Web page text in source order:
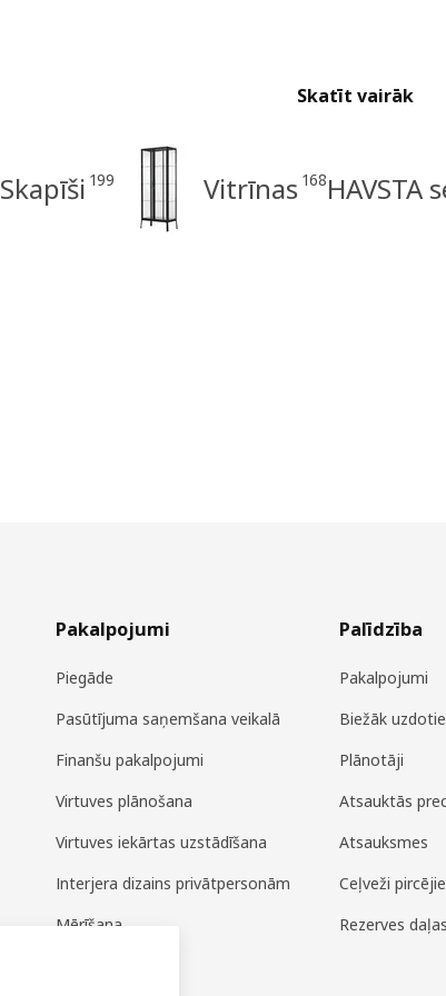
Skatīt vairāk
Skapīši 199 Vitrīnas 168HAVSTA
Pakalpojumi
Piegāde
Pasūtījuma saņemšana veikalā
Finanšu pakalpojumi
Virtuves plānošana
Virtuves iekārtas uzstādīšana
Interjera dizains privātpersonām
Mērīšana
Palīdzība
Pakalpojumi
Biežāk
Plānotāji
Atsauktās
Atsauksmes
Ceļveži
Rezerves daļas